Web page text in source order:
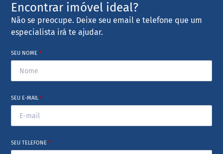
Encontrar imóvel ideal?
Não se preocupe. Deixe seu email e telefone que um
especialista irá te ajudar.
SEU NOME*
SEU E-MAIL*
SEU TELEFONE*